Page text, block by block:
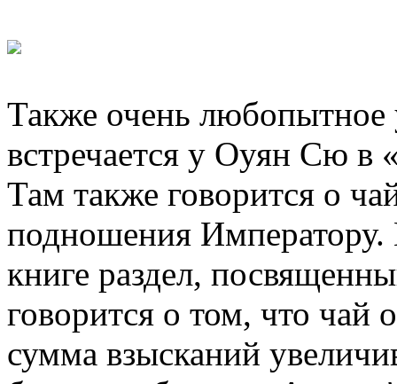
Также очень
встречается у Оуян Сю в
Там также говорится о
подношения
книге раздел,
говорится о том, что чай
сумма взысканий